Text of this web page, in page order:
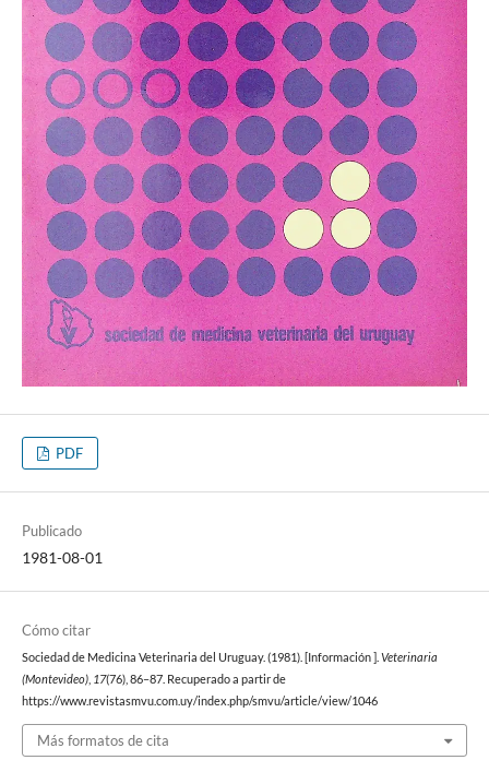
PDF
Publicado
1981-08-01
Cómo citar
Sociedad de Medicina Veterinaria del Uruguay. (1981). [Información ]. Veterinaria
(Montevideo), 17(76), 86–87. Recuperado a partir de
https://www.revistasmvu.com.uy/index.php/smvu/article/view/1046
Más formatos de cita